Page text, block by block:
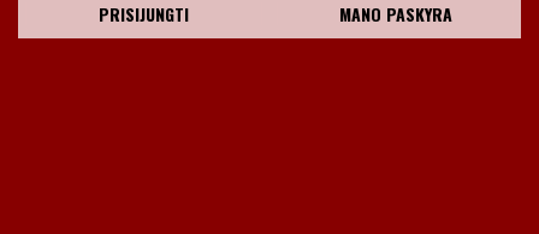
PRISIJUNGTI
MANO PASKYRA